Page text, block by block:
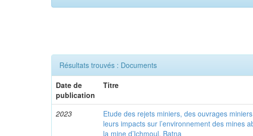
Résultats trouvés : Documents
Date de
publication
Titre
2023
Etude des rejets miniers, des ouvrages
leurs impacts sur l’environnement des mines
la mine d’Ichmoul, Batna